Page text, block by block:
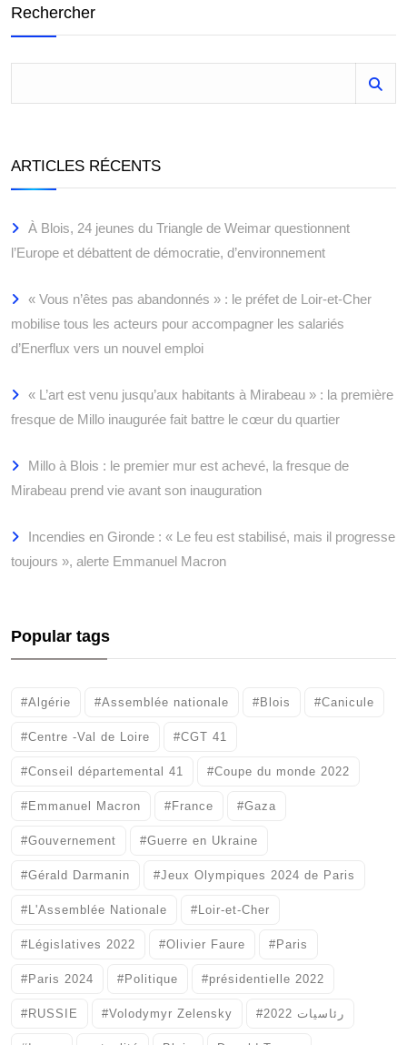
Rechercher
ARTICLES RÉCENTS
À Blois, 24 jeunes du Triangle de Weimar questionnent
l’Europe et débattent de démocratie, d’environnement
« Vous n’êtes pas abandonnés » : le préfet de Loir-et-Cher
mobilise tous les acteurs pour accompagner les salariés
d’Enerflux vers un nouvel emploi
« L’art est venu jusqu’aux habitants à Mirabeau » : la première
fresque de Millo inaugurée fait battre le cœur du quartier
Millo à Blois : le premier mur est achevé, la fresque de
Mirabeau prend vie avant son inauguration
Incendies en Gironde : « Le feu est stabilisé, mais il progresse
toujours », alerte Emmanuel Macron
Popular tags
#Algérie #Assemblée nationale #Blois #Canicule
#Centre -Val de Loire #CGT 41
#Conseil départemental 41 #Coupe du monde 2022
#Emmanuel Macron #France #Gaza
#Gouvernement #Guerre en Ukraine
#Gérald Darmanin #Jeux Olympiques 2024 de Paris
#L'Assemblée Nationale #Loir-et-Cher
#Législatives 2022 #Olivier Faure #Paris
#Paris 2024 #Politique #présidentielle 2022
#RUSSIE #Volodymyr Zelensky #رئاسيات 2022